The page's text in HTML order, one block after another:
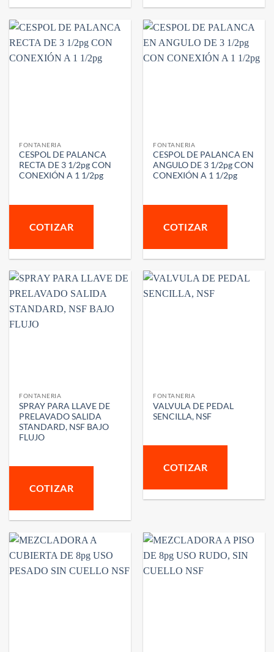
FONTANERIA
CESPOL DE PALANCA
RECTA DE 3 1/2pg CON
CONEXIÓN A 1 1/2pg
COTIZAR
FONTANERIA
CESPOL DE PALANCA EN
ANGULO DE 3 1/2pg CON
CONEXIÓN A 1 1/2pg
COTIZAR
FONTANERIA
SPRAY PARA LLAVE DE
PRELAVADO SALIDA
STANDARD, NSF BAJO
FLUJO
COTIZAR
FONTANERIA
VALVULA DE PEDAL
SENCILLA, NSF
COTIZAR